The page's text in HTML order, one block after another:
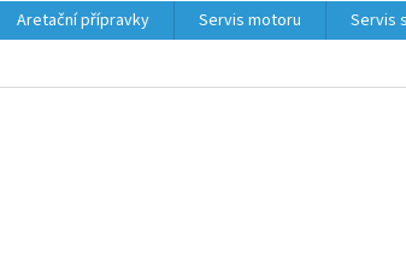
Aretační přípravky Servis motoru Servis